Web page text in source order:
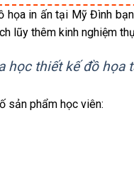
họa in ấn tại Mỹ Đình
lũy thêm kinh nghiệm
học thiết kế đồ họa
sản phẩm học viên: